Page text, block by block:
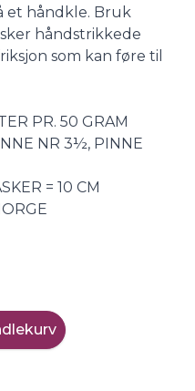
et håndkle. Bruk
håndstrikkede
som kan føre til
PR. 50 GRAM
NR 3½, PINNE
= 10 CM